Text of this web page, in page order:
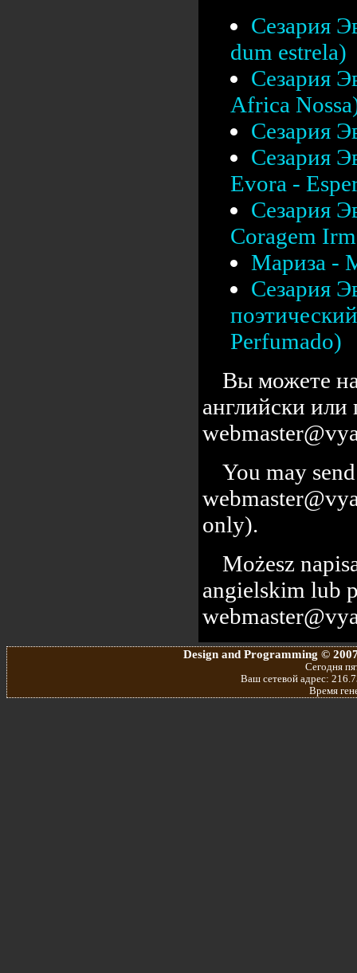
Сезария
dum estrela)
Сезария
Africa
Сезария
Сезария
Evora -
Сезария
Coragem
Мариза -
Сезария
Perfumado)
Вы можете
английски
You may
only).
Możesz
angielskim lub
Design and Programming ©
Сегодня
Ваш сетевой адрес:
Время